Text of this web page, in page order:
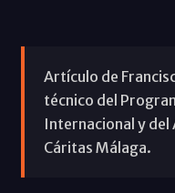
Artículo de
técnico del
Internacional y del
Cáritas Málaga.